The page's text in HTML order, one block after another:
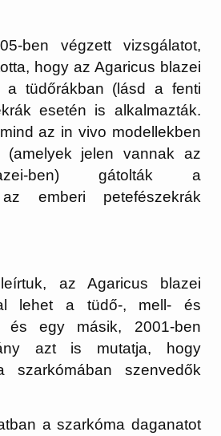
ben végzett vizsgálatot,
hogy az Agaricus blazei
a tüdőrákban (lásd a fenti
esetén is alkalmazták.
az in vivo modellekben
(amelyek jelen vannak az
ben) gátolták a
az emberi petefészekrák
az Agaricus blazei
lehet a tüdő-, mell- és
és egy másik, 2001-ben
azt is mutatja, hogy
szenvedők
a szarkóma daganatot